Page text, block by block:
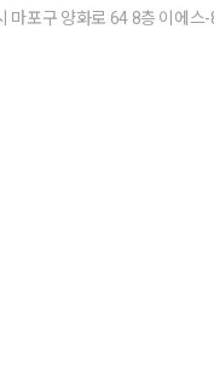
마포구 양화로 64 8층 이에스